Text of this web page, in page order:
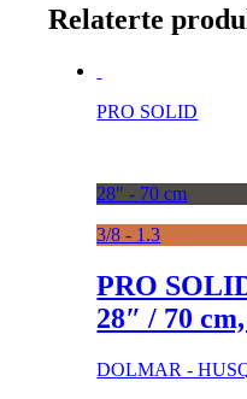
Relaterte
PRO SOLID
28" - 70 cm
3/8 - 1.3
PRO
28″ / 70
DOLMAR -